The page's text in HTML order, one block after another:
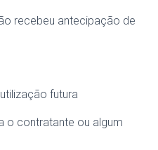
recebeu antecipação de
futura
o contratante ou algum